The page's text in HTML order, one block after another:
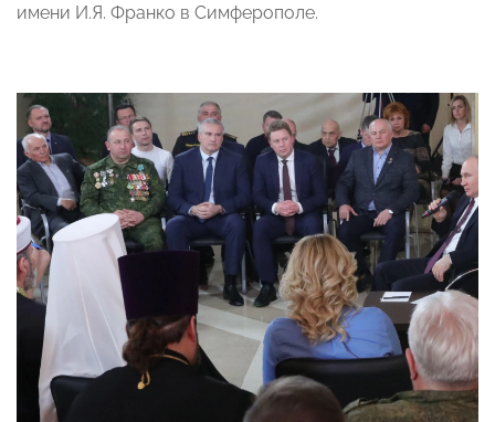
имени И.Я. Франко в Симферополе.